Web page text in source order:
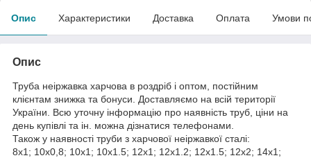
Опис Характеристики Доставка Оплата Умови
Опис
Труба неіржавка харчова в роздріб і оптом, постійним
клієнтам знижка та бонуси. Доставляємо на всій території
України. Всю уточну інформацію про наявність труб, ціни на
день купівлі та ін. можна дізнатися телефонами.
Також у наявності труби з харчової неіржавкої сталі:
8х1; 10х0,8; 10х1; 10х1.5; 12х1; 12х1.2; 12х1.5; 12х2; 14х1;